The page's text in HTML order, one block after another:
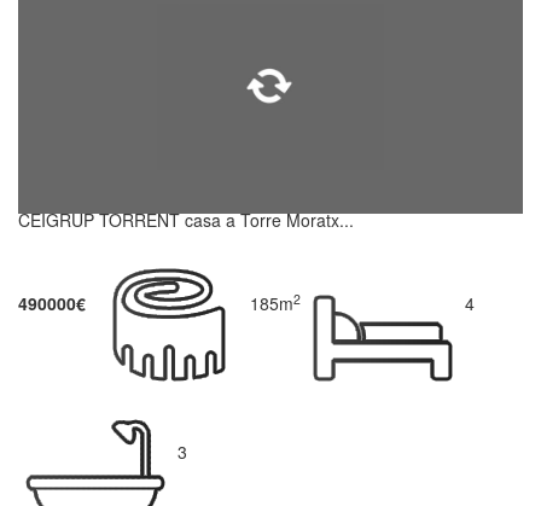
CEIGRUP TORRENT casa a Torre Moratx...
490000€ 185m2 4
3